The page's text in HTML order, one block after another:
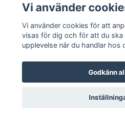
Sociala medier
© 2026 Harlyckans
Vi använder
Vi använder cookies för att
visas för dig och för att du ska
upplevelse när du handlar hos
Godkänn